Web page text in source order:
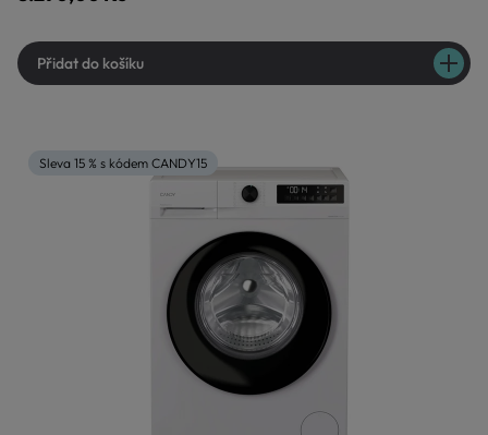
Přidat do košíku
Sleva 15 % s kódem CANDY15